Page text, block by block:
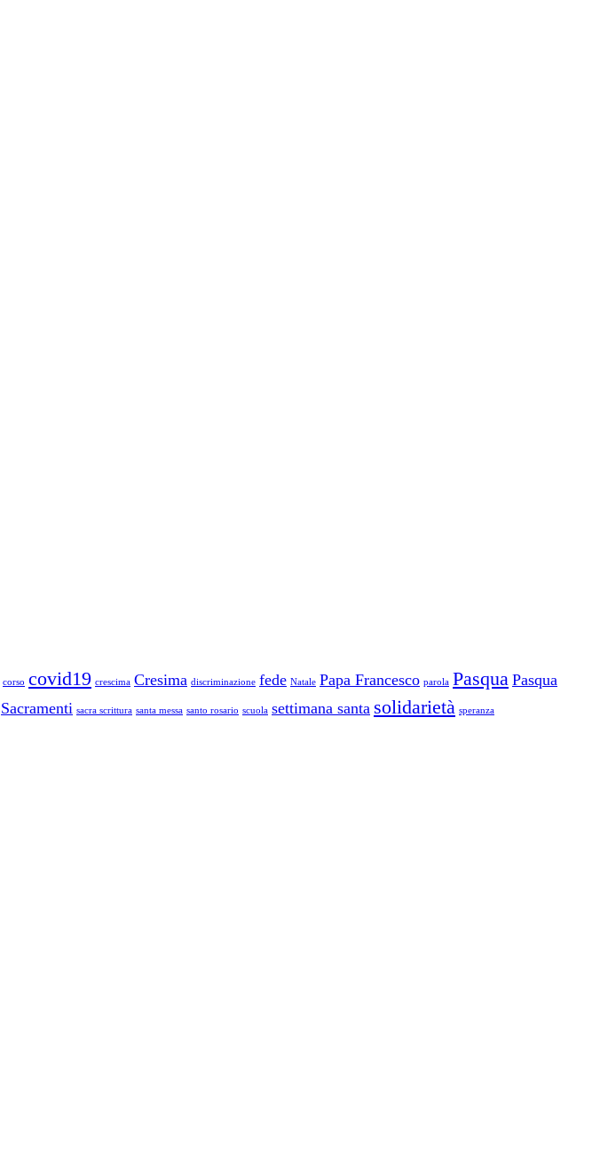
corso covid19 crescima Cresima discriminazione fede Natale Papa Francesco parola Pasqua Pasqua
Sacramenti sacra scrittura santa messa santo rosario scuola settimana santa solidarietà speranza